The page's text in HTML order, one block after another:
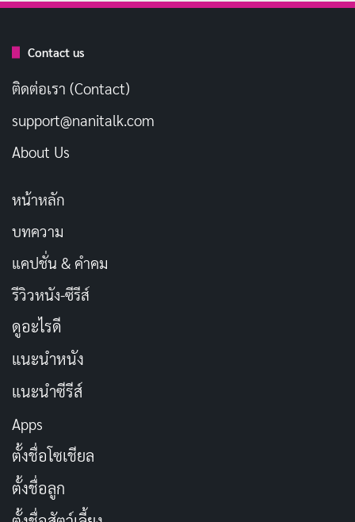
การแสดงของ
แบบที่ทำให้เราติดงอมแงม จังหวะตลกของเธอเป๊ะมาก
เหมือนเพื่อนสาวที่ชอบแกล้งคนอื่นแต่ใจดี น้อยนักที่จะมีนัก
แสดงหญิงที่เล่นบทตลกได้สนุกขนาดนี้ และเธอทำได้ดีเยี่ยม
จนเราอยากดูซ้ำๆ
ส่วนจู จงฮยอก (Joo Jong-hyuk) และพัค ฮีซุน (Park Hee-
soon) ที่เล่นเป็นเจมส์และกูฮู ก็เข้ากันดีมาก พวกเขาเติม
เหมือนแก๊งเพื่อนที่วางแผนขโมยขนมในโรงเรียน แต่ระดับนี้
คือโกงเงินล้าน ฉากที่พวกเขาวางแผนกันชวนหัวเราะ แต่ก็
ลุ้นว่ามันจะรอดไหม
Contact us
ติดต่อเรา (Contact)
support@nanitalk.com
About Us
หน้าหลัก
บทความ
แคปชั่น & คำคม
รีวิวหนัง-ซีรีส์
ดูอะไรดี
แนะนำหนัง
แนะนำซีรีส์
Apps
ตั้งชื่อโซเชียล
ตั้งชื่อลูก